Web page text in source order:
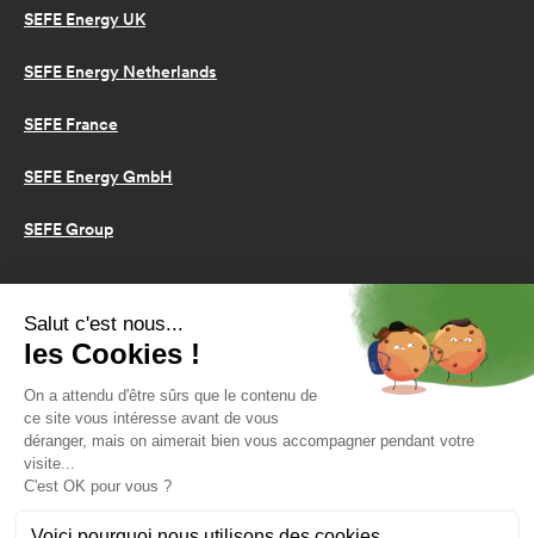
SEFE Energy UK
SEFE Energy Netherlands
SEFE France
SEFE Energy GmbH
SEFE Group
Conditions d’utilisation
Cookies